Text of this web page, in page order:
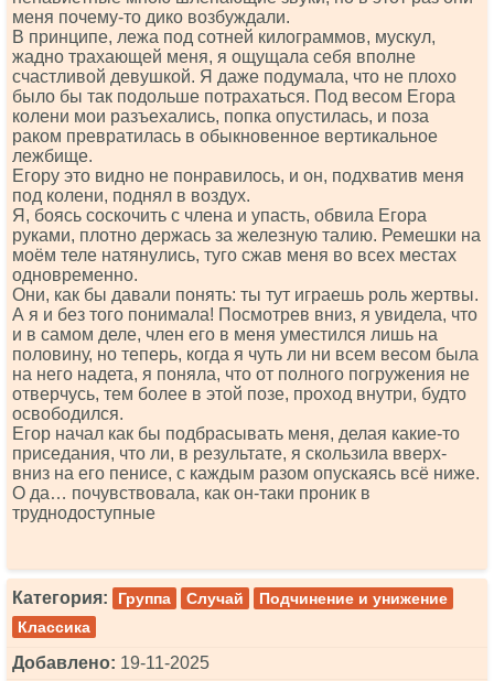
меня почему-то дико возбуждали.
В принципе, лежа под сотней килограммов, мускул,
жадно трахающей меня, я ощущала себя вполне
счастливой девушкой. Я даже подумала, что не плохо
было бы так подольше потрахаться. Под весом Егора
колени мои разъехались, попка опустилась, и поза
раком превратилась в обыкновенное вертикальное
лежбище.
Егору это видно не понравилось, и он, подхватив меня
под колени, поднял в воздух.
Я, боясь соскочить с члена и упасть, обвила Егора
руками, плотно держась за железную талию. Ремешки на
моём теле натянулись, туго сжав меня во всех местах
одновременно.
Они, как бы давали понять: ты тут играешь роль жертвы.
А я и без того понимала! Посмотрев вниз, я увидела, что
и в самом деле, член его в меня уместился лишь на
половину, но теперь, когда я чуть ли ни всем весом была
на него надета, я поняла, что от полного погружения не
отверчусь, тем более в этой позе, проход внутри, будто
освободился.
Егор начал как бы подбрасывать меня, делая какие-то
приседания, что ли, в результате, я скользила вверх-
вниз на его пенисе, с каждым разом опускаясь всё ниже.
О да… почувствовала, как он-таки проник в
труднодоступные
Категория: Группа Случай
Подчинение и унижение
Классика
Добавлено: 19-11-2025